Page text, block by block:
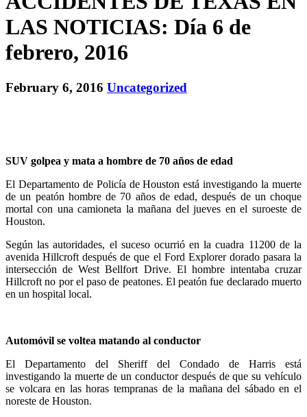
LAS NOTICIAS: Día 6 de
febrero, 2016
February 6, 2016 Uncategorized
SUV golpea y mata a hombre de 70 años de edad
El Departamento de Policía de Houston está investigando la muerte
de un peatón hombre de 70 años de edad, después de un choque
mortal con una camioneta la mañana del jueves en el suroeste de
Houston.
Según las autoridades, el suceso ocurrió en la cuadra 11200 de la
avenida Hillcroft después de que el Ford Explorer dorado pasara la
intersección de West Bellfort Drive. El hombre intentaba cruzar
Hillcroft no por el paso de peatones. El peatón fue declarado muerto
en un hospital local.
Automóvil se voltea matando al conductor
El Departamento del Sheriff del Condado de Harris está
investigando la muerte de un conductor después de que su vehículo
se volcara en las horas tempranas de la mañana del sábado en el
noreste de Houston.